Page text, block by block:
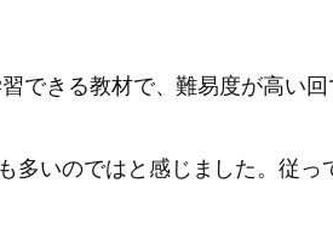
できる教材で、難易度が高い
いのではと感じました。従っ